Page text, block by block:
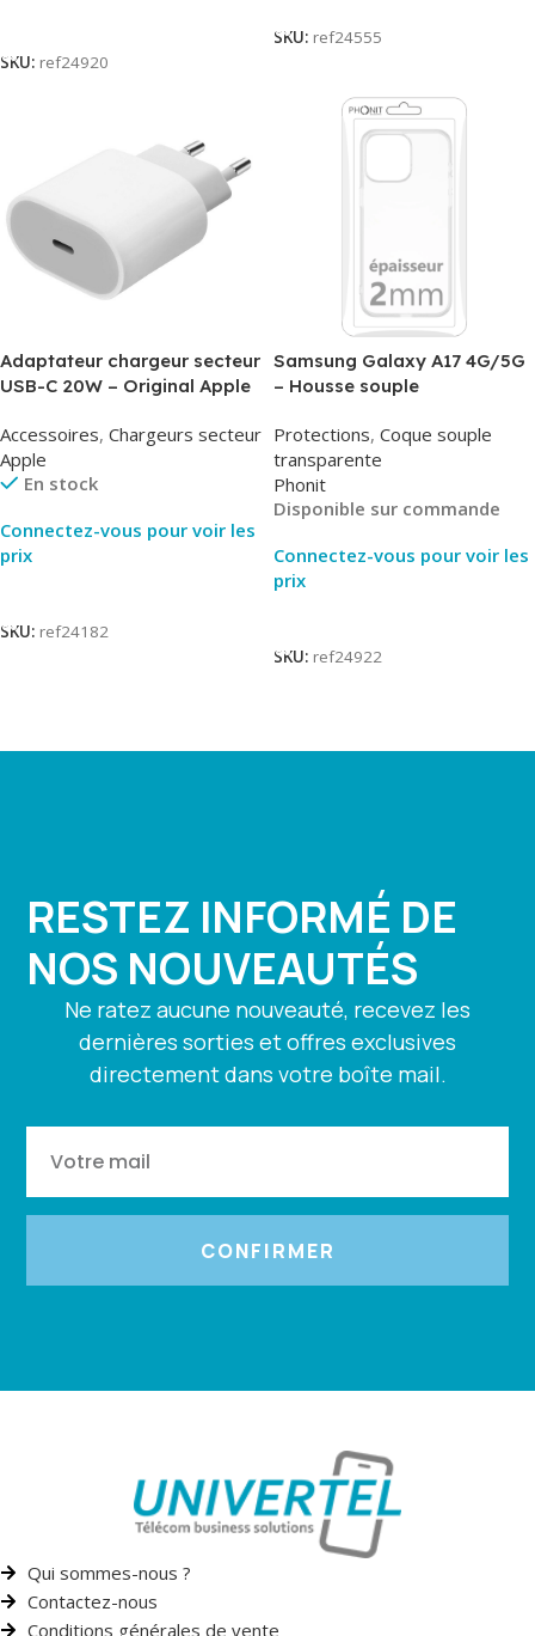
SKU: ref24920
SKU: ref24555
Adaptateur chargeur secteur
USB-C 20W – Original Apple
Accessoires, Chargeurs secteur
Apple
En stock
Connectez-vous pour voir les
prix
SKU: ref24182
Samsung Galaxy A17 4G/5G
– Housse souple
Protections, Coque souple
transparente
Phonit
Disponible sur commande
Connectez-vous pour voir les
prix
SKU: ref24922
RESTEZ INFORMÉ DE
NOS NOUVEAUTÉS
Ne ratez aucune nouveauté, recevez les
dernières sorties et offres exclusives
directement dans votre boîte mail.
CONFIRMER
Qui sommes-nous ?
Contactez-nous
Conditions générales de vente